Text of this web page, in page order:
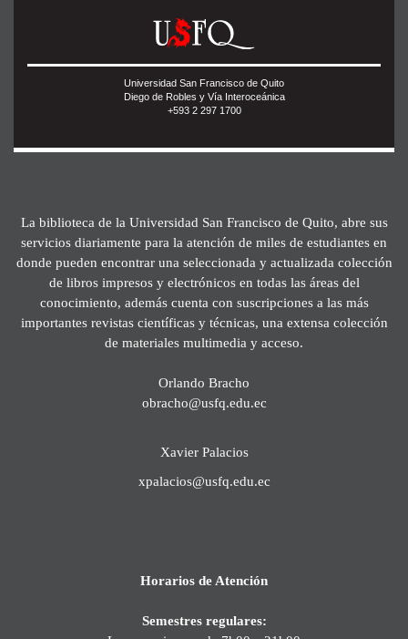
Universidad San Francisco de Quito
Diego de Robles y Vía Interoceánica
+593 2 297 1700
La biblioteca de la Universidad San Francisco de Quito, abre sus
servicios diariamente para la atención de miles de estudiantes en
donde pueden encontrar una seleccionada y actualizada colección
de libros impresos y electrónicos en todas las áreas del
conocimiento, además cuenta con suscripciones a las más
importantes revistas científicas y técnicas, una extensa colección
de materiales multimedia y acceso.
Orlando Bracho
obracho@usfq.edu.ec
Xavier Palacios
xpalacios@usfq.edu.ec
Horarios de Atención
Semestres regulares: